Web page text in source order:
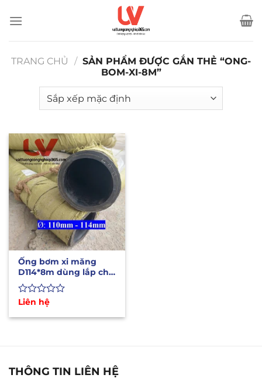
qua
TRANG CHỦ
/ SẢN PHẨM ĐƯỢC GẮN THẺ “ONG-
BOM-XI-8M”
Ống bơm xi măng
D114*8m dùng lắp cho
xe bồn bơm xi
Được
hạng
Liên hệ
THÔNG TIN LIÊN HỆ